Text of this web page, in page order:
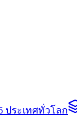
ประเทศทั่วโลก